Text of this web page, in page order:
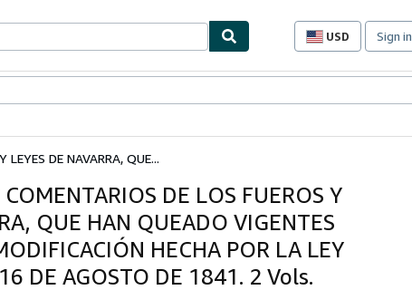
USD
Site
preferences
Sign in
DE NAVARRA, QUE...
DE LOS FUEROS Y
QUE HAN QUEADO VIGENTES
HECHA POR LA LEY
DE AGOSTO DE 1841. 2 Vols.